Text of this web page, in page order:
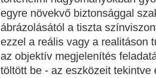
egyre növekvő biztonsággal
ábrázolásától a tiszta
ezzel a reális vagy a realitáson
az objektív megjelenítés
töltött be - az eszközeit